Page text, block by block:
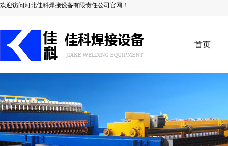
欢迎访问河北佳科焊接设备有限责任公司官网！
首页